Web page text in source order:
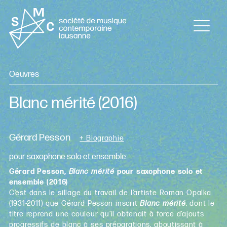
Oeuvres
Blanc mérité(2016)
Gérard Pesson + Biographie
pour saxophone solo et ensemble
Gérard Pesson,Blanc mérité pour saxophone solo et
ensemble (2016)
C’est dans le sillage du travail de l’artiste Roman Opalka
(1931-2011) que Gérard Pesson inscritBlanc mérité, dont le
titre reprend une couleur qu’il obtenait à force d’ajouts
progressifs de blanc à ses préparations, aboutissant à